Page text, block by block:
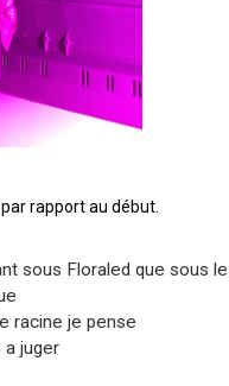
rapport au début.
sous Floraled que sous le
racine je pense
a juger